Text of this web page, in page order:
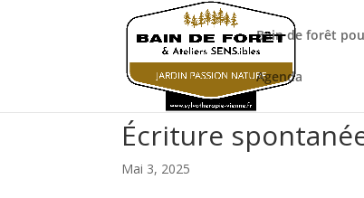
Bain de forêt
Agenda
Écriture
Mai 3, 2025